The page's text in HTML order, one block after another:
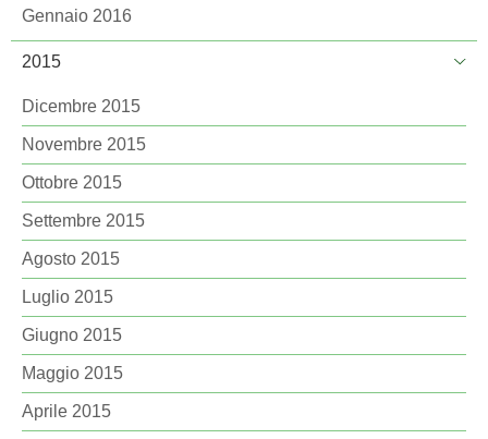
Gennaio 2016
2015
Dicembre 2015
Novembre 2015
Ottobre 2015
Settembre 2015
Agosto 2015
Luglio 2015
Giugno 2015
Maggio 2015
Aprile 2015